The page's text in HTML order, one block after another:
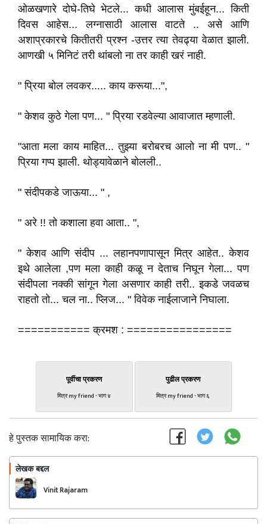
ओळखणारे दोघे-तिघे भेटले... कधी आलास मुंबईहून... किती
दिवस आहेस... लग्नासाठी आलास वाटते .. असे आणि
अशाप्रकारचे कितीतरी प्रश्न -उत्तर त्या तेवढ्या वेळात झाली.
आणखी ५ मिनिटं तरी थांबलो ना तर काही खरं नाही.
" प्रिया बोल लवकर..... काय करूया...",
" केशव कुठे गेला पण... " प्रिया रडवेल्या आवाजात म्हणाली.
"आता मला काय माहित... तुझ्या बरोबरच आलो ना मी पण.. "
प्रिया गप्प झाली. थोड्यावेळाने बोलली..
" संदीपकडे जाऊया... " ,
" अरे !! तो कशाला हवा आता.. ",
" केशव आणि संदीप ... लहानपणापासून मित्र आहेत.. केशव
इथे आलेला ,पण मला काही कळू न देताच निघून गेला... पण
संदीपला नक्की सांगून गेला असणार काही तरी.. इकडे जवळच
राहतो तो... चल ना.. प्लिज... " विवेक नाईलाजाने निघाला.
=========== क्रमश : ================
पूर्वीचा प्रकरण
मित्र my friend - भाग ४
पुढील प्रकरण
मित्र my friend - भाग ६
हे पुस्तक सामायिक करा:
लेखक बद्दल
Vinit Rajaram
Dhanawade